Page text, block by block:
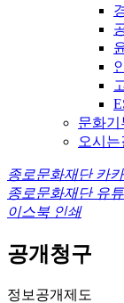
문화기
오시는
종로문화재단 카
종로문화재단 유
이스북 인쇄
공개청구
정보공개제도